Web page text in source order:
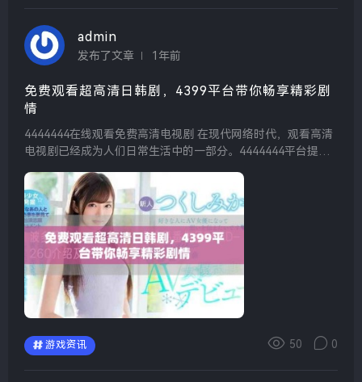
admin
发布了文章 1年前
免费观看超高清日韩剧，4399平台带你畅享精彩剧
情
4444444在线观看免费高清电视剧 在现代网络时代，观看高清
电视剧已经成为人们日常生活中的一部分。4444444平台提供
无论是经典老剧还是最新热播剧，用户都可...
游戏资讯 50 0